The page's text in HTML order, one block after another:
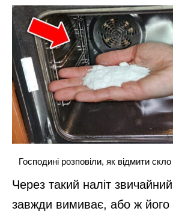
Господині розповіли, як відмити
Через такий наліт
завжди вимиває, або ж його